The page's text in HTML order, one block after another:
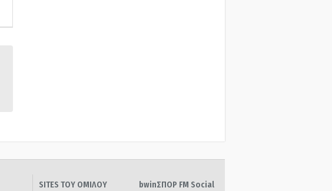
SITES ΤΟΥ ΟΜΙΛΟΥ bwinΣΠΟΡ FM Social